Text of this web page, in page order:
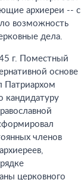
архиереи -- с
возможность
дела.
г. Поместный
основе
Патриархом
кандидатуру
членов
церковного